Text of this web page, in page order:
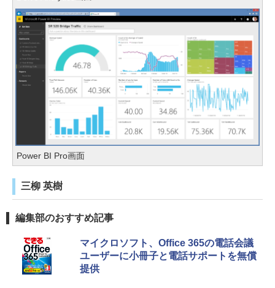
Power BI Pro画面
三柳 英樹
編集部のおすすめ記事
マイクロソフト、Office 365の電話会議
ユーザーに小冊子と電話サポートを無償
提供